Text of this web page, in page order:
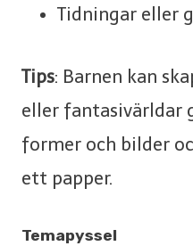
Tidningar eller
Tips: Barnen kan
eller fantasivärldar
former och bilder
ett papper.
Temapyssel